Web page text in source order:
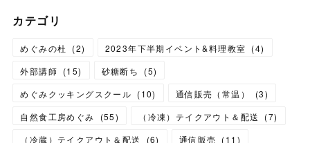
カテゴリ
めぐみの杜 (2) 2023年下半期イベント&料理教室 (4)
外部講師 (15) 砂糖断ち (5)
めぐみクッキングスクール (10) 通信販売（常温） (3)
自然食工房めぐみ
(55) （冷凍）テイクアウト＆配送 (7)
（冷蔵）テイクアウト＆配送
(6) 通信販売 (11 )